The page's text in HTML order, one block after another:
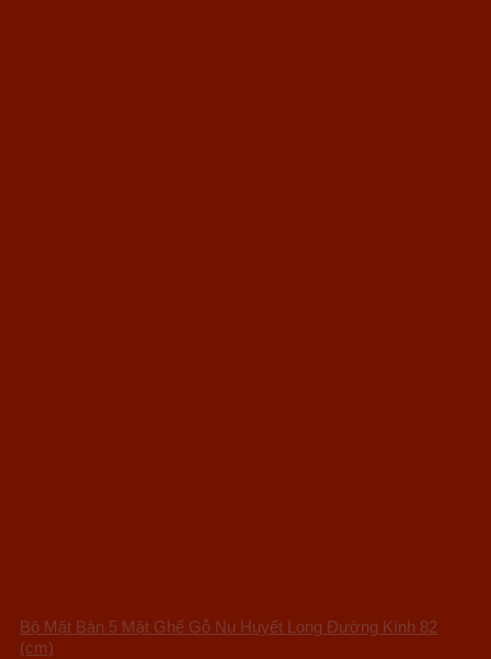
Bộ Mặt Bàn 5 Mặt Ghế Gỗ Nu Huyết Long Đường Kính 82
(cm)